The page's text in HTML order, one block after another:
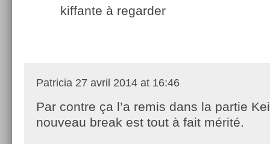
kiffante à regarder
Patricia 27 avril 2014 at 16:46
Par contre ça l’a remis dans la partie
nouveau break est tout à fait mérité.